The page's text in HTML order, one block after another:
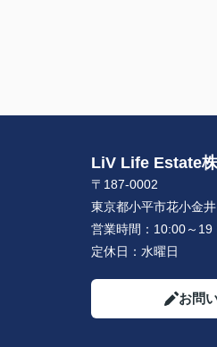
LiV Life Estate
〒187-0002
東京都小平市花小金
営業時間： 10:00～19
定休日： 水曜日
お問